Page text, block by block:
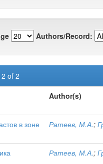
Authors/Record:
of 2
Author(s)
в зоне
Ратеев, М.А.;
Ратеев, М.А.;